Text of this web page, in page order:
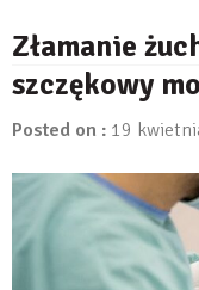
Złamanie
szczękowy
Posted on : 19